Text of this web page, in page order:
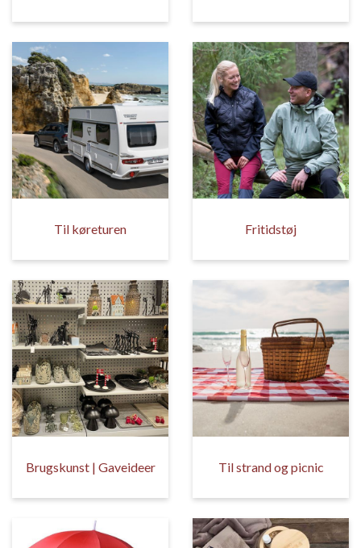
Til køreturen Fritidstøj
Brugskunst | Gaveideer Til strand og picnic